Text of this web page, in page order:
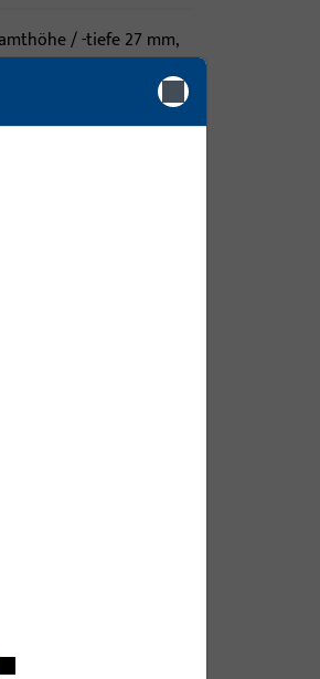
/ -tiefe 27 mm,
/ -tiefe 17 mm,
/ -tiefe 18 mm,
/ -tiefe 13 mm,
/ -tiefe 13 mm,
/ -tiefe 13 mm,
/ -tiefe 16